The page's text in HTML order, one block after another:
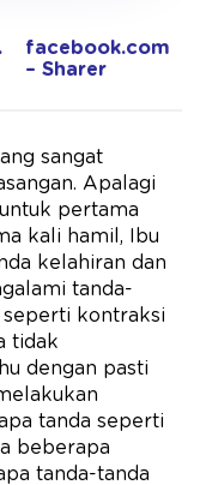
facebook.com
– Sharer
sangat
Apalagi
pertama
kali hamil, Ibu
kelahiran dan
tanda-
seperti kontraksi
tidak
dengan pasti
tanda seperti
beberapa
tanda-tanda